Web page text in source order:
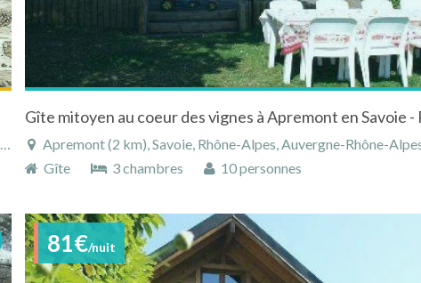
Gîte mitoyen au coeur des vignes à Apremont en Savoie -
Apremont (2 km), Savoie, Rhône-Alpes, Auvergne-Rhône-
Gîte
3 chambres 10 personnes
81€/nuit